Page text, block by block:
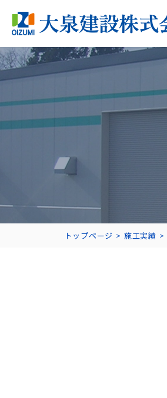
トップページ 施工実績